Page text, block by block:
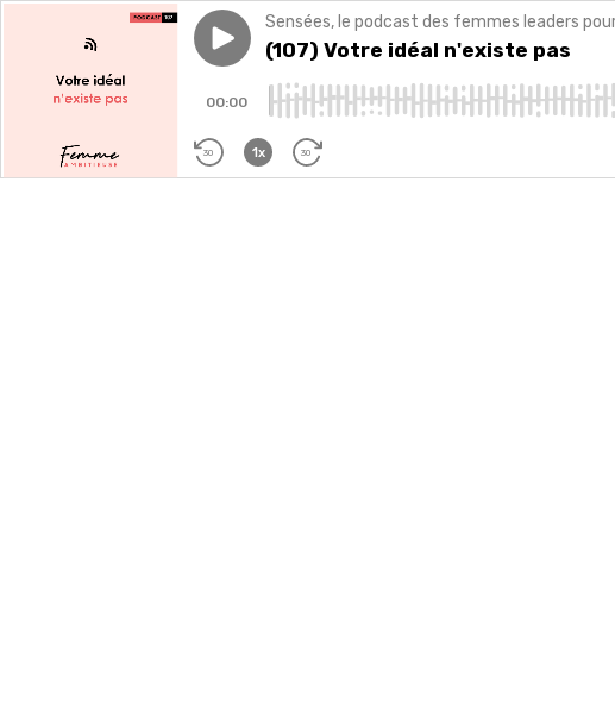
Play episode(107) Votre idéal n'existe pas
Sensées, le podcast des femmes leaders
(107) Votre idéal n'existe pas
00:00
30 1x 30